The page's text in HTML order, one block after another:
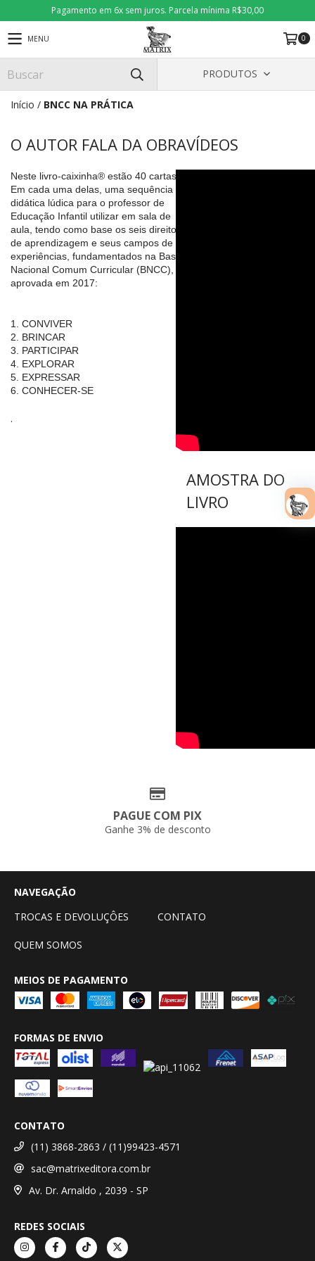
Pagamento em 6x sem juros. Parcela mínima R$30,00
MENU 0
PRODUTOS
Início / BNCC NA PRÁTICA
O AUTOR FALA DA OBRA
Neste livro-caixinha® estão 40 cartas.
Em cada uma delas, uma sequência
didática lúdica para o professor de
Educação Infantil utilizar em sala de
aula, tendo como base os seis direitos
de aprendizagem e seus campos de
experiências, fundamentados na Base
Nacional Comum Curricular (BNCC),
aprovada em 2017:
1. CONVIVER
2. BRINCAR
3. PARTICIPAR
4. EXPLORAR
5. EXPRESSAR
6. CONHECER-SE
.
VÍDEOS
AMOSTRA DO
LIVRO
PAGUE COM PIX
Ganhe 3% de desconto
NAVEGAÇÃO
TROCAS E DEVOLUÇÔES
CONTATO
QUEM SOMOS
MEIOS DE PAGAMENTO
FORMAS DE ENVIO
CONTATO
(11) 3868-2863 / (11)99423-4571
sac@matrixeditora.com.br
Av. Dr. Arnaldo , 2039 - SP
REDES SOCIAIS